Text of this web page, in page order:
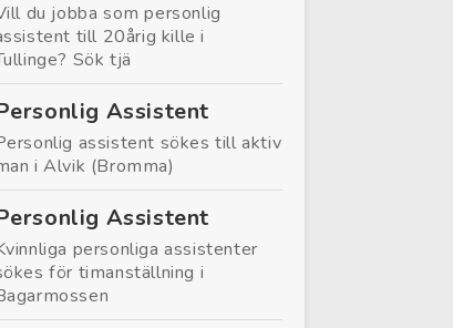
du jobba som personlig
till 20årig kille i
Sök tjä
Assistent
assistent sökes till aktiv
i Alvik (Bromma)
Assistent
personliga assistenter
för timanställning i